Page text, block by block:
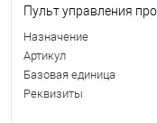
Пульт управления
Назначение
Артикул
Базовая единица
Реквизиты